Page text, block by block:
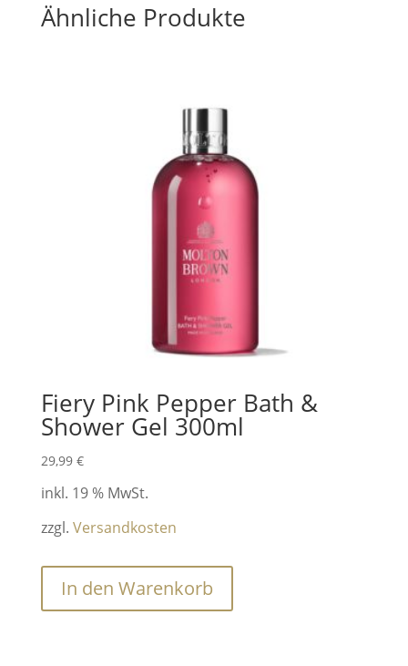
Ähnliche Produkte
Fiery Pink Pepper Bath &
Shower Gel 300ml
29,99 €
inkl. 19 % MwSt.
zzgl. Versandkosten
In den Warenkorb